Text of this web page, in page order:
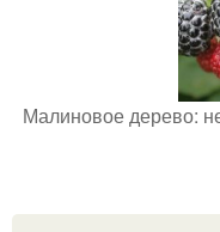
Малиновое дерево: